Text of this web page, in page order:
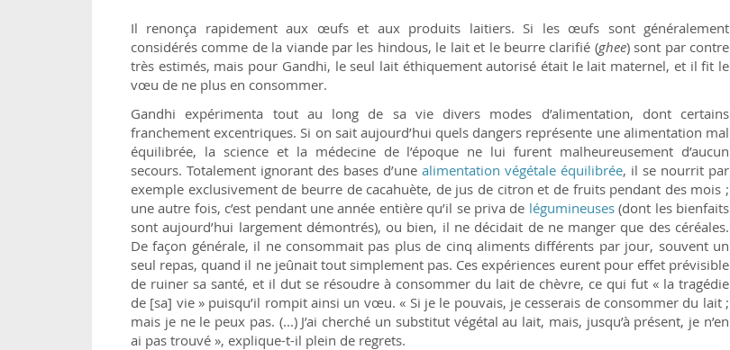
Il renonça rapidement aux œufs et aux produits laitiers. Si les œufs sont généralement
considérés comme de la viande par les hindous, le lait et le beurre clarifié (ghee) sont par contre
très estimés, mais pour Gandhi, le seul lait éthiquement autorisé était le lait maternel, et il fit le
vœu de ne plus en consommer.
Gandhi expérimenta tout au long de sa vie divers modes d’alimentation, dont certains
franchement excentriques. Si on sait aujourd’hui quels dangers représente une alimentation mal
équilibrée, la science et la médecine de l’époque ne lui furent malheureusement d’aucun
secours. Totalement ignorant des bases d’une alimentation végétale équilibrée, il se nourrit par
exemple exclusivement de beurre de cacahuète, de jus de citron et de fruits pendant des mois ;
une autre fois, c’est pendant une année entière qu’il se priva de légumineuses(dont les bienfaits
sont aujourd’hui largement démontrés), ou bien, il ne décidait de ne manger que des céréales.
De façon générale, il ne consommait pas plus de cinq aliments différents par jour, souvent un
seul repas, quand il ne jeûnait tout simplement pas. Ces expériences eurent pour effet prévisible
de ruiner sa santé, et il dut se résoudre à consommer du lait de chèvre, ce qui fut « la tragédie
de [sa] vie » puisqu’il rompit ainsi un vœu. « Si je le pouvais, je cesserais de consommer du lait ;
mais je ne le peux pas. (...) J’ai cherché un substitut végétal au lait, mais, jusqu’à présent, je n’en
ai pas trouvé », explique-t-il plein de regrets.